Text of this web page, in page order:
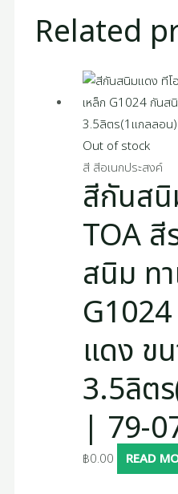
Related
Out of stock
สี สีอเนกประสงค์
สีกันสนิ
TOA
สนิม ท
แดง ข
3.5ลิต
| 79-
฿0.00 READ